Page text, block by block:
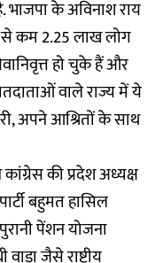
भाजपा के अविनाश राय
से कम 2.25 लाख लोग
हो चुके हैं और
वाले राज्य में ये
अपने आश्रितों के साथ
की प्रदेश अध्यक्ष
बहुमत हासिल
पेंशन योजना
जैसे राष्ट्रीय